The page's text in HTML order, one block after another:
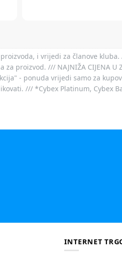
i vrijedi za članove
za proizvod. /// NAJNIŽA
- ponuda vrijedi samo za
/// *Cybex Platinum, Cybex
INTERNET